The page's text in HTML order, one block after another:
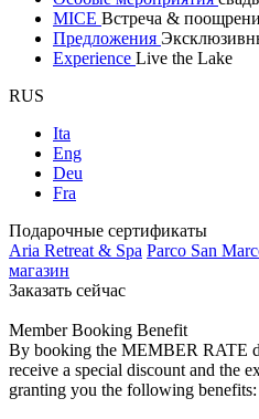
MICE Встреча &
Предложения
Experience Live the Lake
RUS
Ita
Eng
Deu
Fra
Подарочные сертификаты
Aria Retreat & Spa Parco San
магазин
Заказать сейчас
Member Booking Benefit
By booking the MEMBER RATE
receive a special discount and the
granting you the following benefits: